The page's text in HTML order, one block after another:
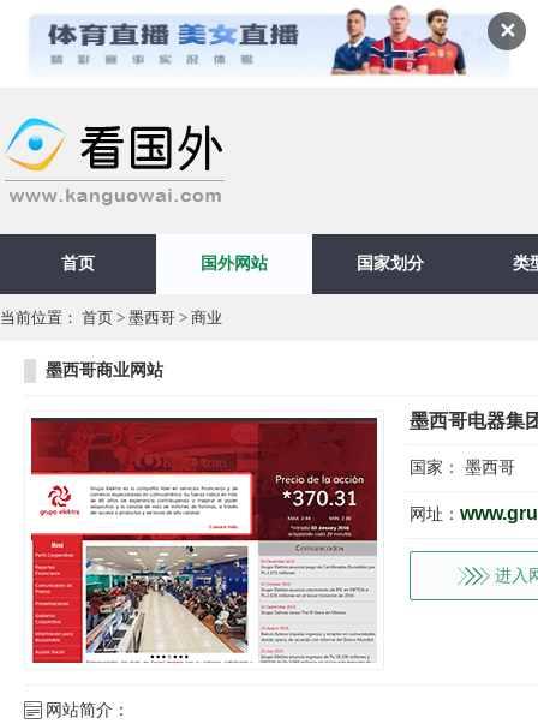
✕
首页 国外网站 国家划分 类
当前位置： 首页 > 墨西哥 > 商业
墨西哥商业网站
墨西哥电器集
国家： 墨西哥
网址：
进入
网站简介：